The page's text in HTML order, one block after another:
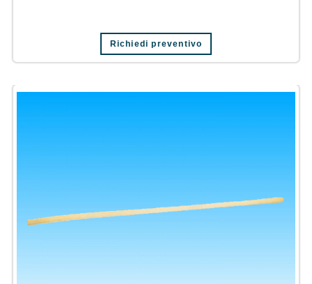
Richiedi preventivo